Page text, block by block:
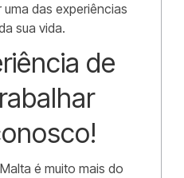
das experiências
sua vida.
de
é muito mais do